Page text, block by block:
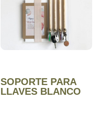
SOPORTE PARA
LLAVES BLANCO